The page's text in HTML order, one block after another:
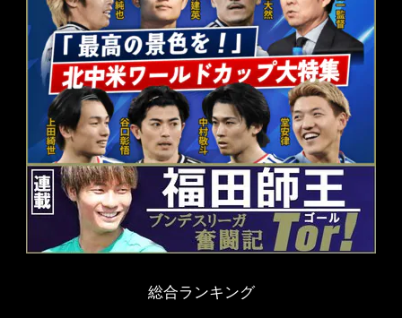
総合ランキング